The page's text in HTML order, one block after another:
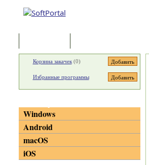
Корзина закачек(0)
Избранные программы
Windows
Android
macOS
iOS